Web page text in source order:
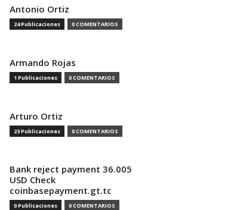
Antonio Ortiz
24 Publicaciones 0 COMENTARIOS
Armando Rojas
1 Publicaciones 0 COMENTARIOS
Arturo Ortiz
23 Publicaciones 0 COMENTARIOS
Bank reject payment 36.005
USD Check
coinbasepayment.gt.tc
0 Publicaciones 0 COMENTARIOS